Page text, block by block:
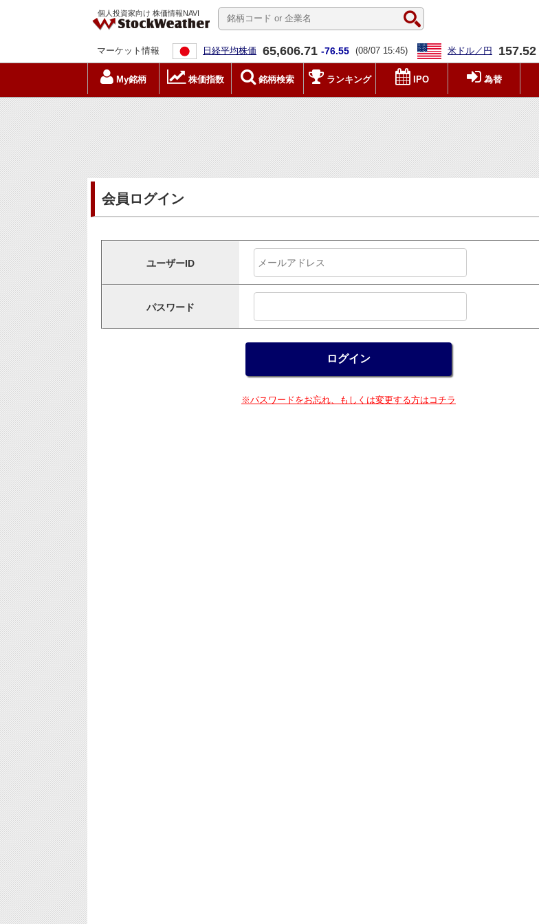
個人投資家向け 株価情報NAVI
マーケット情報 日経平均株価 65,606.71 -76.55 (08/07 15:45) 米ドル／円 157.52
My銘柄 株価指数 銘柄検索 ランキング IPO 為替
会員ログイン
ユーザーID
パスワード
※パスワードをお忘れ、もしくは変更する方はコチラ